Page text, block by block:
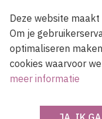
Met steun
Deze website
Om je
optimaliseren
cookies waarvoor
meer informatie